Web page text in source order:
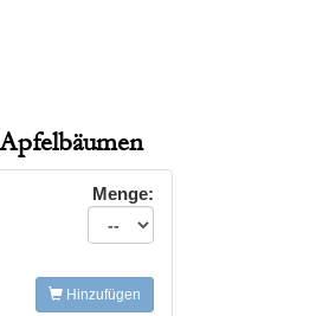
Menge:
Hinzufügen